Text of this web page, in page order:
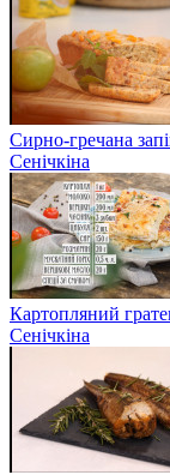
Сирно-гречана
Сенічкіна
Картопляний
Сенічкіна